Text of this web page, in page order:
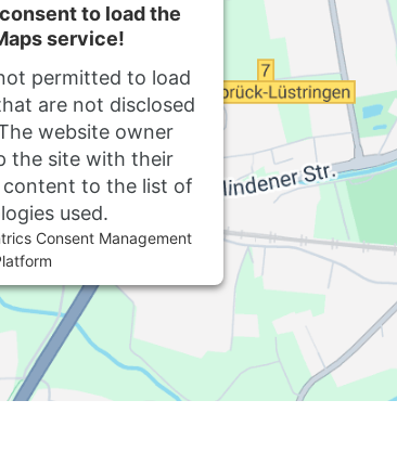
to load the
service!
permitted to load
are not disclosed
website owner
the site with their
content to the list of
used.
Consent Management